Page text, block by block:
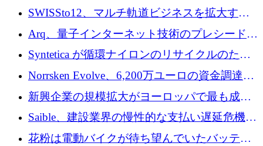
向け基盤 AI の拡張に 2,000 万ドルを調達
SWISSto12、マルチ軌道ビジネスを拡大する
ためにシリーズCで7,000万ドルを調達
Arq、量子インターネット技術のプレシードと
して140万ドルを確保
Syntetica が循環ナイロンのリサイクルのため
にシリーズ A で 3,000 万ドルを調達
Norrsken Evolve、6,200万ユーロの資金調達
後、アムステルダムに根を張る
新興企業の規模拡大がヨーロッパで最も成功
した創業者を生み出す、アントラー氏が発見
Saible、建設業界の慢性的な支払い遅延危機に
対処するために 290 万ポンドを調達
花粉は電動バイクが待ち望んでいたバッテリ